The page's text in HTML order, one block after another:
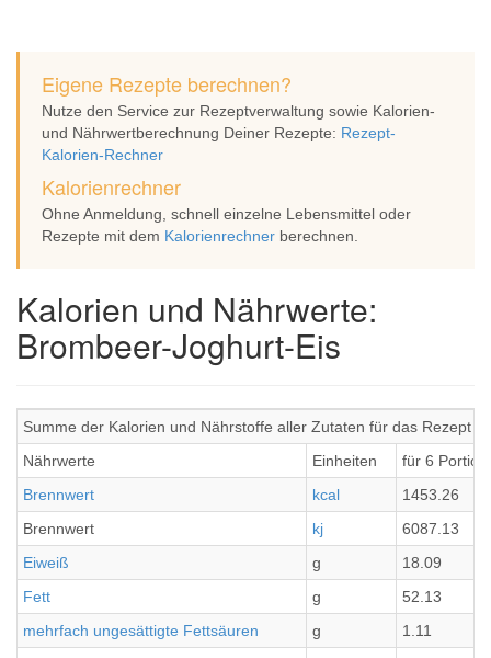
Eigene Rezepte berechnen?
Nutze den Service zur Rezeptverwaltung sowie Kalorien-
und Nährwertberechnung Deiner Rezepte: Rezept-
Kalorien-Rechner
Kalorienrechner
Ohne Anmeldung, schnell einzelne Lebensmittel oder
Rezepte mit dem Kalorienrechner berechnen.
Kalorien und Nährwerte:
Brombeer-Joghurt-Eis
Summe der Kalorien und Nährstoffe aller Zutaten für das Rezept
Nährwerte
Einheiten
für 6
Brennwert
kcal
1453.26
Brennwert
kj
6087.13
Eiweiß
g
18.09
Fett
g
52.13
mehrfach ungesättigte Fettsäuren
g
1.11